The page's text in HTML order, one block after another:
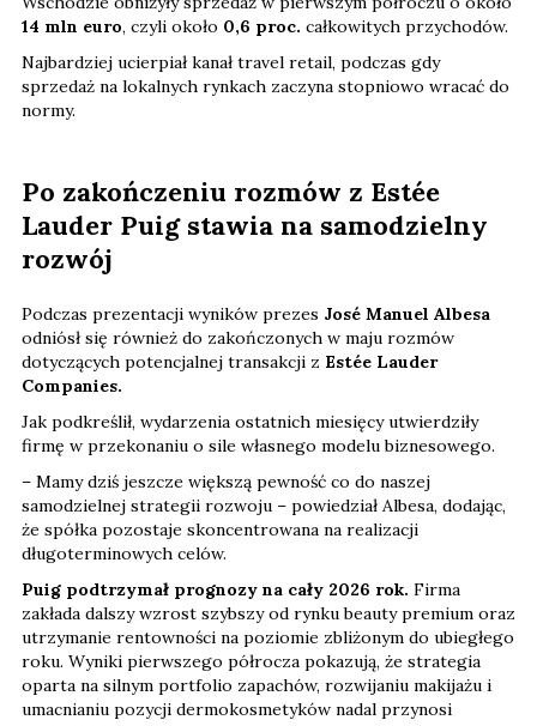
14 mln euro, czyli około 0,6 proc. całkowitych przychodów.
Najbardziej ucierpiał kanał travel retail, podczas gdy
sprzedaż na lokalnych rynkach zaczyna stopniowo wracać do
normy.
Po zakończeniu rozmów z Estée
Lauder Puig stawia na samodzielny
rozwój
Podczas prezentacji wyników prezes José Manuel Albesa
odniósł się również do zakończonych w maju rozmów
dotyczących potencjalnej transakcji z Estée Lauder
Companies.
Jak podkreślił, wydarzenia ostatnich miesięcy utwierdziły
firmę w przekonaniu o sile własnego modelu biznesowego.
– Mamy dziś jeszcze większą pewność co do naszej
samodzielnej strategii rozwoju – powiedział Albesa, dodając,
że spółka pozostaje skoncentrowana na realizacji
długoterminowych celów.
Puig podtrzymał prognozy na cały 2026 rok. Firma
zakłada dalszy wzrost szybszy od rynku beauty premium oraz
utrzymanie rentowności na poziomie zbliżonym do ubiegłego
roku. Wyniki pierwszego półrocza pokazują, że strategia
oparta na silnym portfolio zapachów, rozwijaniu makijażu i
umacnianiu pozycji dermokosmetyków nadal przynosi